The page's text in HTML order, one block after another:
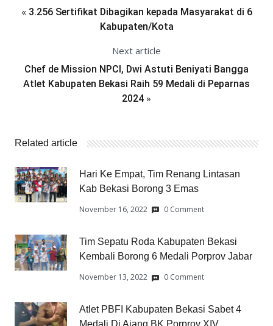
« 3.256 Sertifikat Dibagikan kepada Masyarakat di 6
Kabupaten/Kota
Next article
Chef de Mission NPCI, Dwi Astuti Beniyati Bangga
Atlet Kabupaten Bekasi Raih 59 Medali di Peparnas
2024 »
Related article
Hari Ke Empat, Tim Renang Lintasan
Kab Bekasi Borong 3 Emas
November 16, 2022 0 Comment
Tim Sepatu Roda Kabupaten Bekasi
Kembali Borong 6 Medali Porprov Jabar
November 13, 2022 0 Comment
Atlet PBFI Kabupaten Bekasi Sabet 4